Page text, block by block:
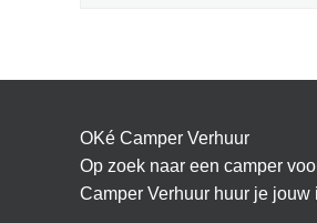
OKé Camper Verhuur
Op zoek naar een camper
Camper Verhuur huur je jouw